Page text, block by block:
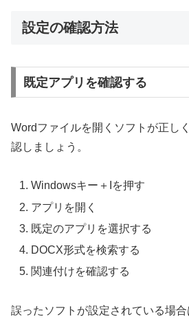
設定の確認方法
既定アプリを確認する
Wordファイルを開くソフトが正し
認しましょう。
Windowsキー＋Iを押す
アプリを開く
既定のアプリを選択する
DOCX形式を検索する
関連付けを確認する
誤ったソフトが設定されている場合